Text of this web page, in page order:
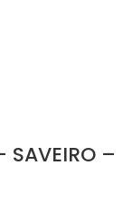
SAVEIRO –